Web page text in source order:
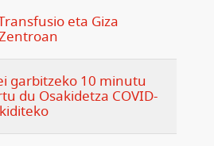
eta Giza
garbitzeko 10 minutu
du Osakidetza COVID-